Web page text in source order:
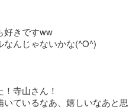
好きですww
んじゃないかな(^O^)
寺山さん！
ているなあ、嬉しいなあと思